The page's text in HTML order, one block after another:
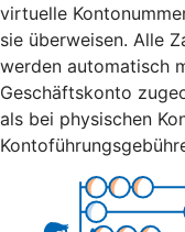
virtuelle
sie überweisen. Alle
werden automatisch
Geschäftskonto
als bei physischen